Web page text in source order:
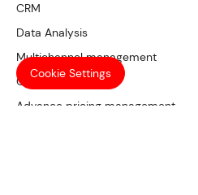
CRM
Data Analysis
Multichannel management
Omnichannel sync
Advance pricing management
Cookie Settings